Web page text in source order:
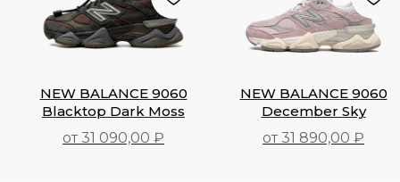
NEW BALANCE 9060
Blacktop Dark Moss
от 31 090,00 ₽
NEW BALANCE 9060
December Sky
от 31 890,00 ₽